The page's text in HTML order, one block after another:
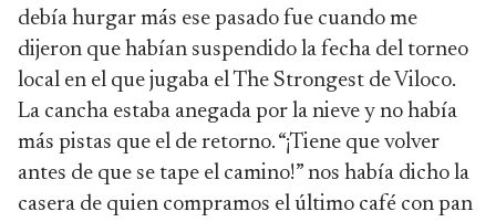
debía hurgar más ese pasado fue cuando me
dijeron que habían suspendido la fecha del torneo
local en el que jugaba el The Strongest de Viloco.
La cancha estaba anegada por la nieve y no había
más pistas que el de retorno. “¡Tiene que volver
antes de que se tape el camino!” nos había dicho la
casera de quien compramos el último café con pan